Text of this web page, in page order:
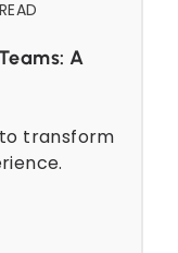
A
transform